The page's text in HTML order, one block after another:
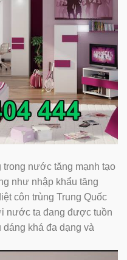
trong nước tăng mạnh tạo
như nhập khẩu tăng
côn trùng Trung Quốc
nước ta đang được tuồn
khá đa dạng và